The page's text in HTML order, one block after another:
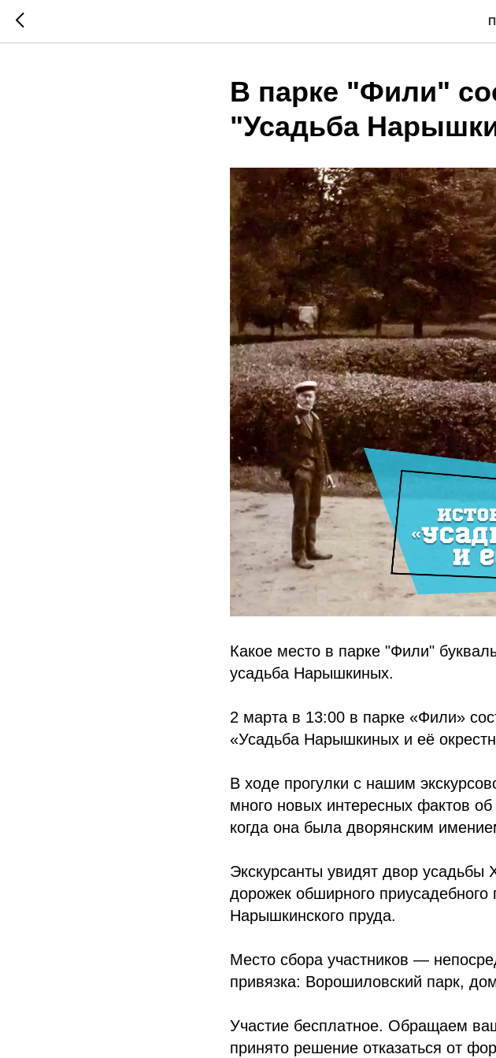
В парке "Фили"
"Усадьба
Какое место в парке "Фили"
усадьба Нарышкиных.
2 марта в 13:00 в парке «Фили»
«Усадьба Нарышкиных и её
В ходе прогулки с нашим
много новых интересных фактов
когда она была дворянским
Экскурсанты увидят двор усадьбы
дорожек обширного приусадебного
Нарышкинского пруда.
Место сбора участников —
привязка: Ворошиловский парк,
Участие бесплатное. Обращаем
принято решение отказаться от